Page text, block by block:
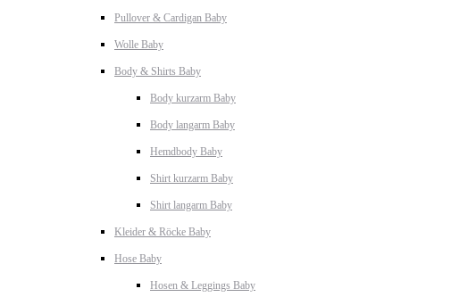
Pullover & Cardigan Baby
Wolle Baby
Body & Shirts Baby
Body kurzarm Baby
Body langarm Baby
Hemdbody Baby
Shirt kurzarm Baby
Shirt langarm Baby
Kleider & Röcke Baby
Hose Baby
Hosen & Leggings Baby